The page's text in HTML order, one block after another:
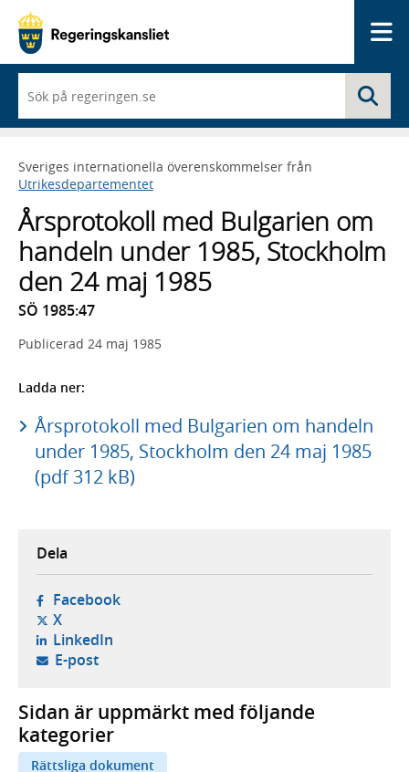
du
börjar
skriva
framträder
en
lista
med
sökförslag
Sveriges internationella överenskommelser från
Utrikesdepartementet
Årsprotokoll med Bulgarien om
handeln under 1985, Stockholm
den 24 maj 1985
SÖ 1985:47
Publicerad 24 maj 1985
Ladda ner:
Årsprotokoll med Bulgarien om handeln
under 1985, Stockholm den 24 maj 1985
(pdf 312 kB)
Dela
Facebook- öppnas i ny flik, extern webbplats,
X- öppnas i ny flik, extern webbplats,
LinkedIn- öppnas i ny flik, extern webbplats,
E-post- öppnar din e-postklient,
Sidan är uppmärkt med följande
kategorier
Rättsliga dokument